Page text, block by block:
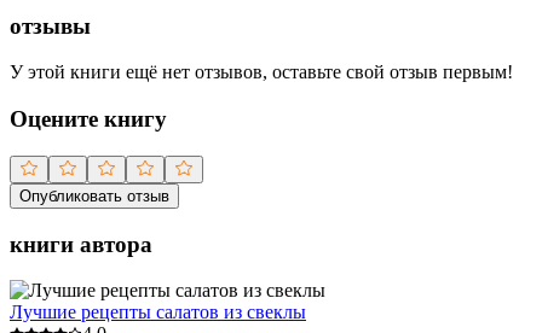
отзывы
У этой книги ещё нет отзывов, оставьте свой отзыв первым!
Оцените книгу
Опубликовать отзыв
книги автора
Лучшие рецепты салатов из свеклы